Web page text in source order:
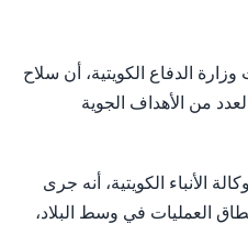
وزارة الدفاع الكويتية، أن سلاح
من الأهداف الجوية
الأنباء الكويتية، أنه جرى
العمليات في وسط البلاد،